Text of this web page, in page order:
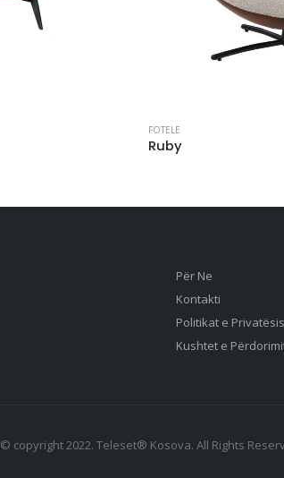
FOTELE
Ruby
Për Ne
Kontakti
Politikat e
Kushtet e
© copyright 2022. Teleset® Kosova. All Rights